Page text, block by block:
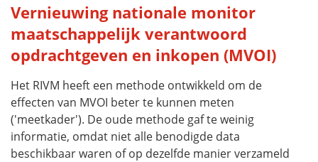
Vernieuwing nationale monitor
maatschappelijk verantwoord
opdrachtgeven en inkopen (MVOI)
Het RIVM heeft een methode ontwikkeld om de
effecten van MVOI beter te kunnen meten
('meetkader'). De oude methode gaf te weinig
informatie, omdat niet alle benodigde data
beschikbaar waren of op dezelfde manier verzameld